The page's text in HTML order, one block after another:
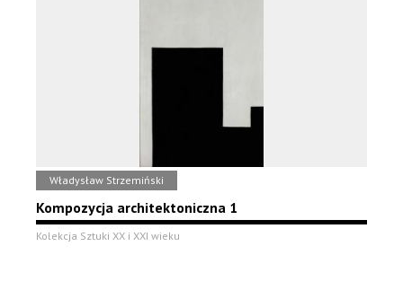
Władysław Strzemiński
Kompozycja architektoniczna 1
Kolekcja Sztuki XX i XXI wieku